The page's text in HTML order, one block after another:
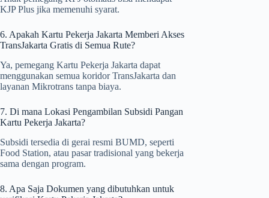
KJP Plus jika memenuhi syarat.
6. Apakah Kartu Pekerja Jakarta Memberi Akses
TransJakarta Gratis di Semua Rute?
Ya, pemegang Kartu Pekerja Jakarta dapat
menggunakan semua koridor TransJakarta dan
layanan Mikrotrans tanpa biaya.
7. Di mana Lokasi Pengambilan Subsidi Pangan
Kartu Pekerja Jakarta?
Subsidi tersedia di gerai resmi BUMD, seperti
Food Station, atau pasar tradisional yang bekerja
sama dengan program.
8. Apa Saja Dokumen yang dibutuhkan untuk